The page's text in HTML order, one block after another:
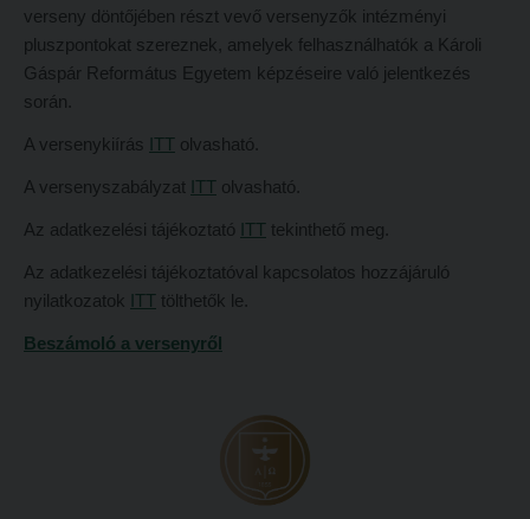
2026/2027. tanévre felvett hallgatók részére
HÖK
Konzultációs időpontok
Órarend
Kari mentorok
Ösztöndíjak és egyéb hallgatói pályázatok
Kari pályázatok
Szakdolgozati tudnivalók
Tanulmányi határidők
Átvétel más felsőoktatási intézményből
Jelentkezési lapok, nyomtatványok
Ösztöndíjak
Szakirányú továbbképzések
HALLGATÓINKNAK
2026/2027. tanévre felvett hallgatók részére
HÖK
Konzultációs időpontok
Órarend
Ösztöndíjak és egyéb hallgatói pályázatok
verseny döntőjében részt vevő versenyzők intézményi
pluszpontokat szereznek, amelyek felhasználhatók a Károli
Gáspár Református Egyetem képzéseire való jelentkezés
során.
A versenykiírás ITT olvasható.
A versenyszabályzat ITT olvasható.
Az adatkezelési tájékoztató ITT tekinthető meg.
Az adatkezelési tájékoztatóval kapcsolatos hozzájáruló
nyilatkozatok ITT tölthetők le.
Beszámoló a versenyről